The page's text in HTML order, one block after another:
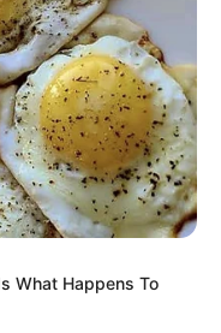
What Happens To